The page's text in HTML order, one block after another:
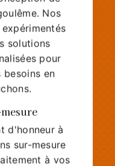
Nos
solutions
pour
en
d'honneur à
sur-mesure
à vos